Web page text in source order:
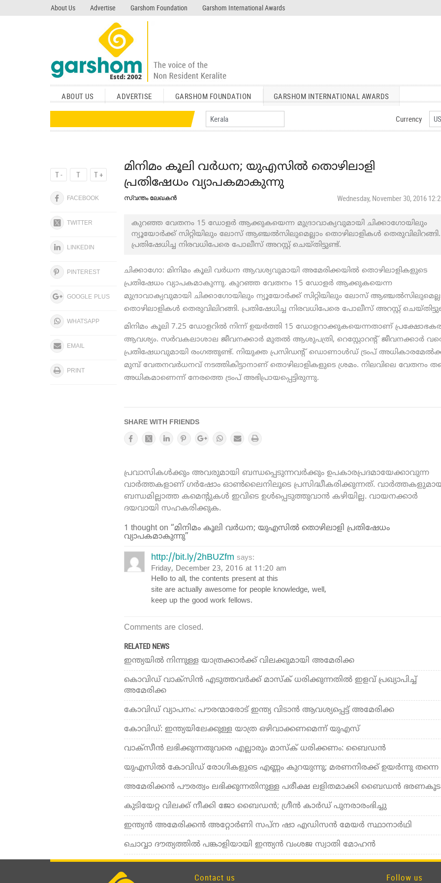
About Us Advertise Garshom Foundation Garshom International Awards
garshom.com
ABOUT US ADVERTISE GARSHOM FOUNDATION GARSHOM INTERNATIONAL AWARDS
Currency
T - T T +
FACEBOOK
TWITTER
LINKEDIN
PINTEREST
GOOGLE PLUS
WHATSAPP
EMAIL
PRINT
മിനിമം കൂലി വര്‍ധന; യുഎസിൽ തൊഴിലാളി
പ്രതിഷേധം വ്യാപകമാകുന്നു
സ്വന്തം ലേഖകൻ Wednesday, November 30, 2016
കുറഞ്ഞ വേതനം 15 ഡോളര്‍ ആക്കുകയെന്ന മുദ്രാവാക്യവുമായി ചിക്കാഗോയിലും
ന്യൂയോര്‍ക്ക് സിറ്റിയിലും ലോസ് ആഞ്ചല്‍സിലുമെല്ലാം തൊഴിലാളികൾ തെരുവിലിറങ്ങി.
പ്രതിഷേധിച്ച നിരവധിപേരെ പോലീസ് അറസ്റ്റ് ചെയ്തിട്ടുണ്ട്.
ചിക്കാഗോ: മിനിമം കൂലി വര്‍ധന ആവശ്യവുമായി അമേരിക്കയില്‍ തൊഴിലാളികളുടെ
പ്രതിഷേധം വ്യാപകമാകുന്നു. കുറഞ്ഞ വേതനം 15 ഡോളര്‍ ആക്കുകയെന്ന
മുദ്രാവാക്യവുമായി ചിക്കാഗോയിലും ന്യൂയോര്‍ക്ക് സിറ്റിയിലും ലോസ്
തൊഴിലാളികൾ തെരുവിലിറങ്ങി. പ്രതിഷേധിച്ച നിരവധിപേരെ പോലീസ് അറസ്റ്റ്
മിനിമം കൂലി 7.25 ഡോളറില്‍ നിന്ന് ഉയര്‍ത്തി 15 ഡോളറാക്കുകയെന്നതാണ്
ആവശ്യം. സര്‍വകലാശാല ജീവനക്കാര്‍ മുതല്‍ ആശുപത്രി, റെസ്റ്റോറന്റ് ജീവനക്കാര്‍
പ്രതിഷേധവുമായി രംഗത്തുണ്ട്. നിയുക്ത പ്രസിഡന്റ് ഡൊണാൾഡ് ട്രംപ്
മുമ്പ് വേതനവര്‍ധനവ് നടത്തികിട്ടാനാണ് തൊഴിലാളികളുടെ ശ്രമം. നിലവിലെ വേതനം
അധികമാണെന്ന് നേരത്തെ ട്രംപ് അഭിപ്രായപ്പെട്ടിരുന്നു.
SHARE WITH FRIENDS
പ്രവാസികൾക്കും അവരുമായി ബന്ധപ്പെടുന്നവർക്കും ഉപകാരപ്രദമായേക്കാവുന്ന
വാർത്തകളാണ് ഗർഷോം ഓൺലൈനിലൂടെ പ്രസിദ്ധീകരിക്കുന്നത്.
ബന്ധമില്ലാത്ത കമെന്റുകൾ ഇവിടെ ഉൾപ്പെടുത്തുവാൻ കഴിയില്ല. വായനക്കാർ
ദയവായി സഹകരിക്കുക.
1 thought on “മിനിമം കൂലി വര്‍ധന; യുഎസിൽ തൊഴിലാളി പ്രതിഷേധം
വ്യാപകമാകുന്നു”
http://bit.ly/2hBUZfm says:
Friday, December 23, 2016 at 11:20 am
Hello to all, the contents present at this
site are actually awesome for people knowledge, well,
keep up the good work fellows.
Comments are closed.
RELATED NEWS
ഇന്ത്യയില്‍ നിന്നുള്ള യാത്രക്കാര്‍ക്ക് വിലക്കുമായി അമേരിക്ക
കൊവിഡ് വാക്സിന്‍ എടുത്തവര്‍ക്ക് മാസ്‌ക് ധരിക്കുന്നതില്‍ ഇളവ് പ്രഖ്യാപിച്ച്
അമേരിക്ക
കോവിഡ് വ്യാപനം: പൗരന്മാരോട് ഇന്ത്യ വിടാന്‍ ആവശ്യപ്പെട്ട് അമേരിക്ക
കോവിഡ്: ഇന്ത്യയിലേക്കുള്ള യാത്ര ഒഴിവാക്കണമെന്ന് യുഎസ്
വാക്‌സീന്‍ ലഭിക്കുന്നതുവരെ എല്ലാരും മാസ്‌ക് ധരിക്കണം: ബൈഡന്‍
യുഎസില്‍ കോവിഡ് രോഗികളുടെ എണ്ണം കുറയുന്നു; മരണനിരക്ക് ഉയര്‍ന്നു തന്നെ
അമേരിക്കന്‍ പൗരത്വം ലഭിക്കുന്നതിനുള്ള പരീക്ഷ ലളിതമാക്കി ബൈഡന്‍
കുടിയേറ്റ വിലക്ക് നീക്കി ജോ ബൈഡന്‍; ഗ്രീന്‍ കാര്‍ഡ് പുനരാരംഭിച്ചു
ഇന്ത്യന്‍ അമേരിക്കന്‍ അറ്റോര്‍ണി സപ്ന ഷാ എഡിസന്‍ മേയര്‍ സ്ഥാനാര്‍ഥി
ചൊവ്വാ ദൗത്യത്തില്‍ പങ്കാളിയായി ഇന്ത്യന്‍ വംശജ സ്വാതി മോഹന്‍
Contact us Follow us